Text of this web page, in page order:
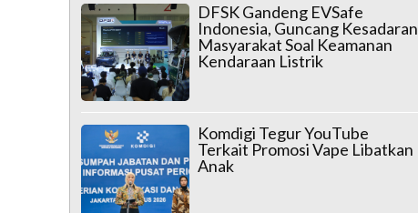
DFSK Gandeng EVSafe
Indonesia, Guncang Kesadaran
Masyarakat Soal Keamanan
Kendaraan Listrik
Komdigi Tegur YouTube
Terkait Promosi Vape Libatkan
Anak